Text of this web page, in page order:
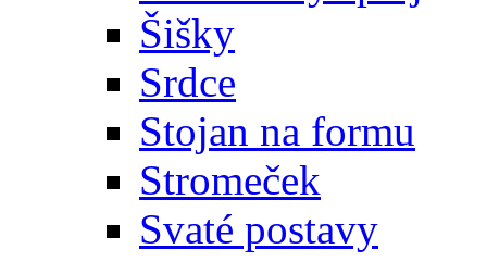
Šišky
Srdce
Stojan na formu
Stromeček
Svaté postavy